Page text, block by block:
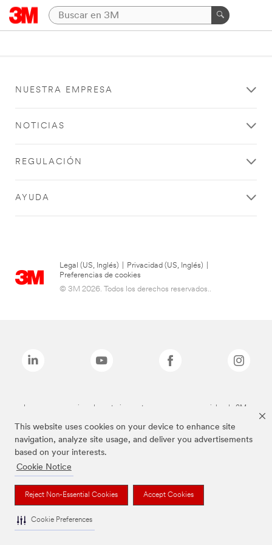
This website uses cookies on your device to enhance site
navigation, analyze site usage, and deliver you advertisements
based on your interests.
Cookie Notice
Reject Non-Essential Cookies Accept Cookies
Cookie Preferences
NUESTRA EMPRESA
NOTICIAS
REGULACIÓN
AYUDA
Legal (US, Inglés) Privacidad (US, Inglés)
Preferencias de cookies
© 3M 2026. Todos los derechos reservados..
Las marcas mencionadas anteriormente son marcas comerciales de 3M.